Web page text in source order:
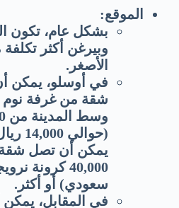
الموقع:
بشكل عام، تكون
وبيرغن أكثر
الأصغر.
في أوسلو، يمكن
شقة من غرفة نوم
يمكن أن تصل
سعودي) أو أكثر.
في المقابل، يمكن